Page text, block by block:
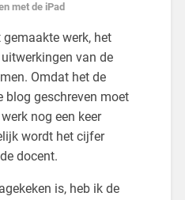
met de iPad
werk, het
van de
Omdat het de
blog geschreven moet
nog een keer
wordt het cijfer
docent.
is, heb ik de